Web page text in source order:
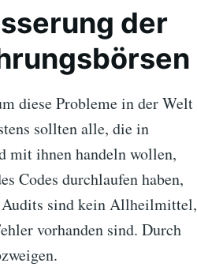
der
diese Probleme in der Welt
sollten alle, die in
mit ihnen handeln wollen,
Codes durchlaufen haben,
Audits sind kein Allheilmittel,
vorhanden sind. Durch